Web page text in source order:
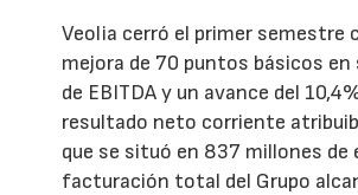
Veolia cerró el primer semestre
mejora de 70 puntos básicos en
de EBITDA y un avance del
resultado neto corriente
que se situó en 837 millones de
facturación total del Grupo